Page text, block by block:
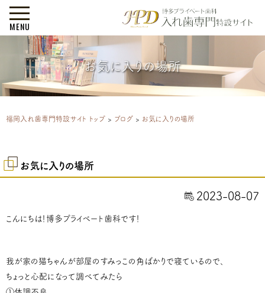
MENU
お気に入りの場所
福岡入れ歯専門特設サイト トップ > ブログ > お気に入りの場所
お気に入りの場所
2023-08-07
こんにちは！博多プライベート歯科です！
我が家の猫ちゃんが部屋のすみっこの角ばかりで寝ているので、
ちょっと心配になって調べてみたら